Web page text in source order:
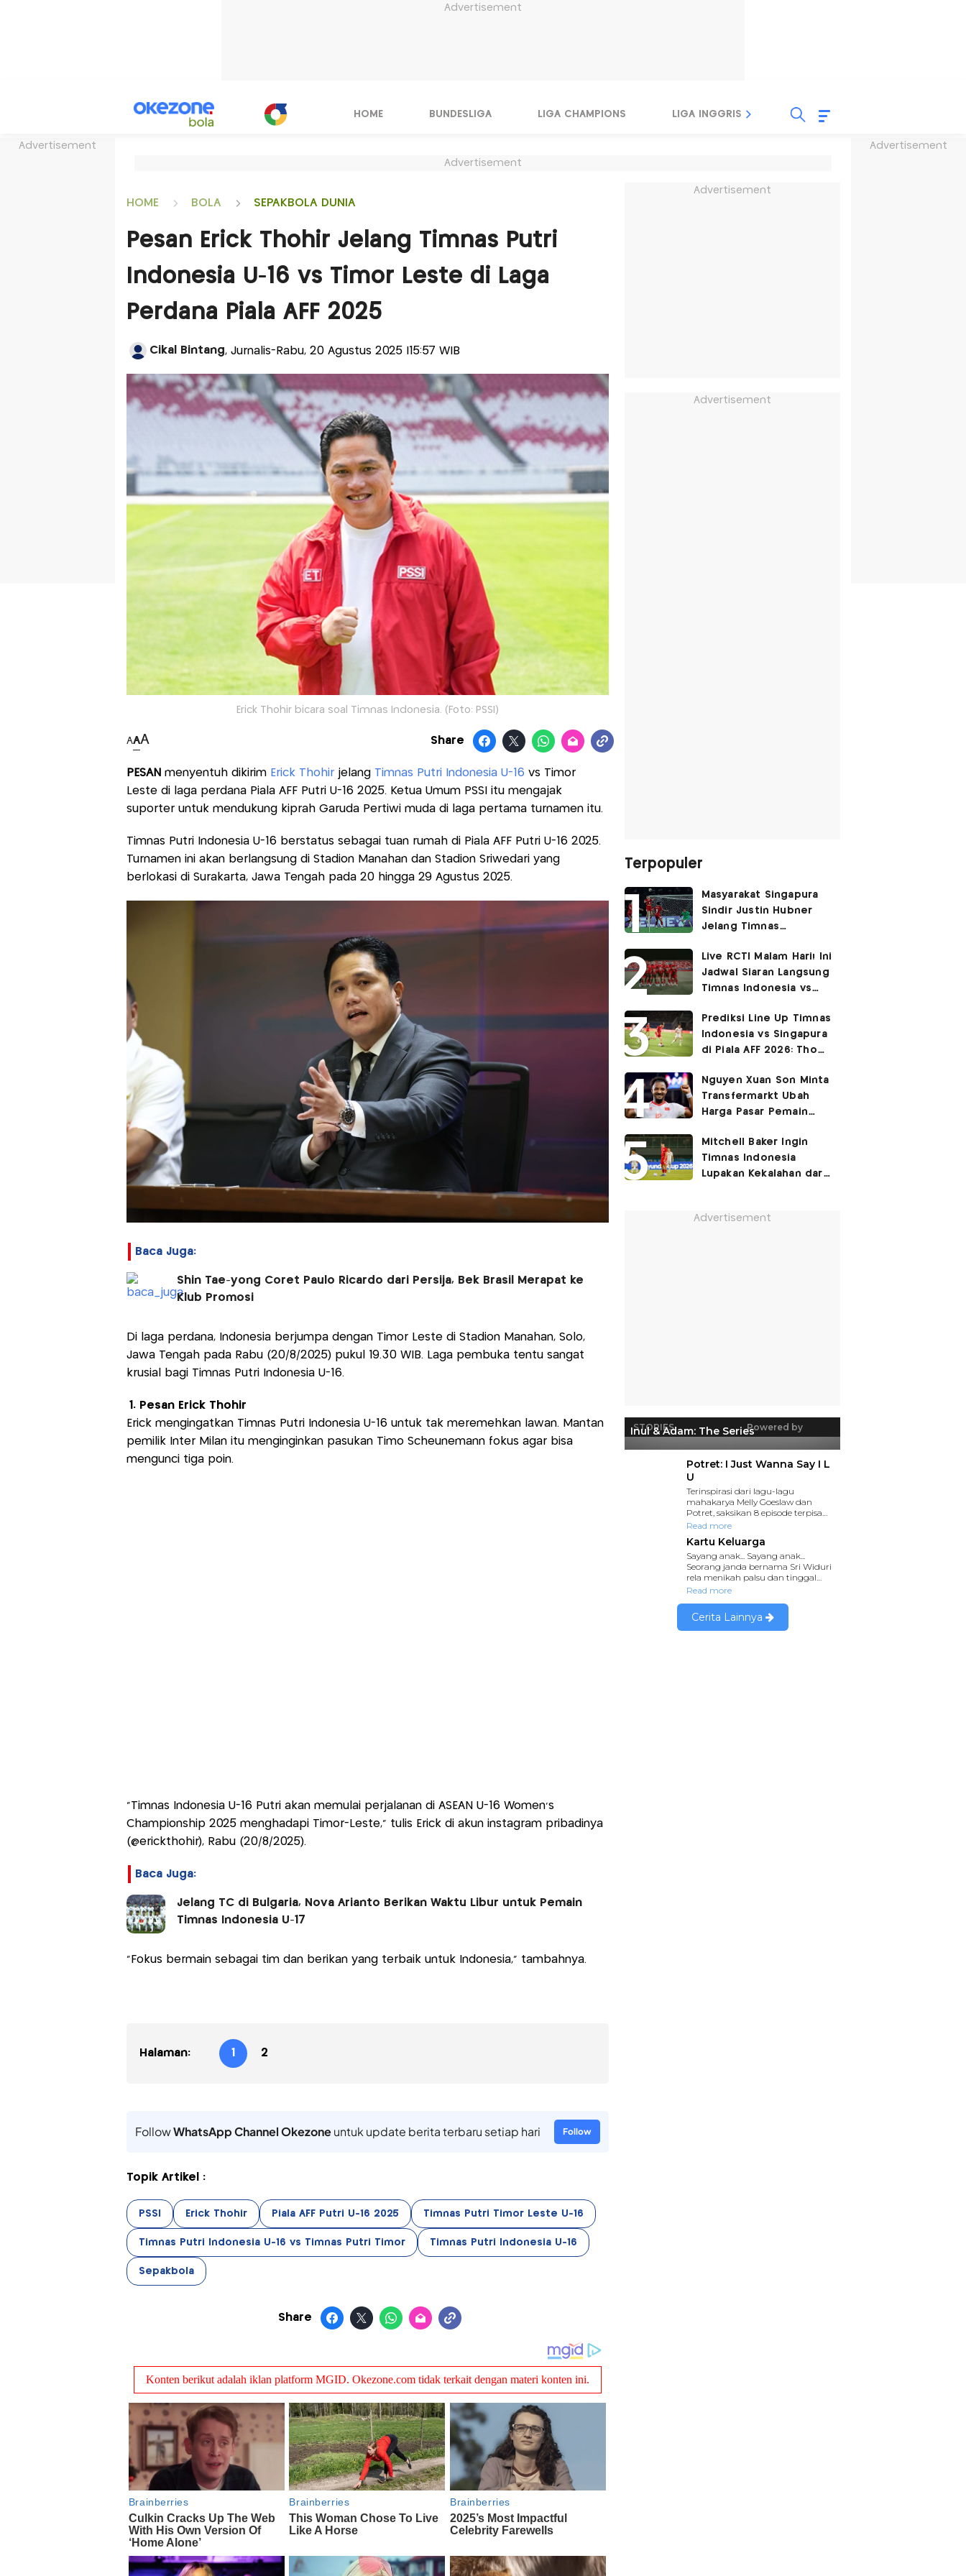
Advertisement
Advertisement Advertisement
HOME BUNDESLIGA LIGA CHAMPIONS LIGA INGGRIS LIGA ITALIA
Advertisement
HOME BOLA SEPAKBOLA DUNIA
Pesan Erick Thohir Jelang Timnas Putri
Indonesia U-16 vs Timor Leste di Laga
Perdana Piala AFF 2025
Cikal Bintang, Jurnalis-Rabu, 20 Agustus 2025 |15:57 WIB
Erick Thohir bicara soal Timnas Indonesia. (Foto: PSSI)
AAA Share
PESAN menyentuh dikirim Erick Thohirjelang Timnas Putri Indonesia U-16 vs Timor
Leste di laga perdana Piala AFF Putri U-16 2025. Ketua Umum PSSI itu mengajak
suporter untuk mendukung kiprah Garuda Pertiwi muda di laga pertama turnamen itu.
Timnas Putri Indonesia U-16 berstatus sebagai tuan rumah di Piala AFF Putri U-16 2025.
Turnamen ini akan berlangsung di Stadion Manahan dan Stadion Sriwedari yang
berlokasi di Surakarta, Jawa Tengah pada 20 hingga 29 Agustus 2025.
Baca Juga:
Shin Tae-yong Coret Paulo Ricardo dari Persija, Bek Brasil Merapat ke
Klub Promosi
Di laga perdana, Indonesia berjumpa dengan Timor Leste di Stadion Manahan, Solo,
Jawa Tengah pada Rabu (20/8/2025) pukul 19.30 WIB. Laga pembuka tentu sangat
krusial bagi Timnas Putri Indonesia U-16.
1. Pesan Erick Thohir
Erick mengingatkan Timnas Putri Indonesia U-16 untuk tak meremehkan lawan. Mantan
pemilik Inter Milan itu menginginkan pasukan Timo Scheunemann fokus agar bisa
mengunci tiga poin.
"Timnas Indonesia U-16 Putri akan memulai perjalanan di ASEAN U-16 Women’s
Championship 2025 menghadapi Timor-Leste," tulis Erick di akun instagram pribadinya
(@erickthohir), Rabu (20/8/2025).
Baca Juga:
Jelang TC di Bulgaria, Nova Arianto Berikan Waktu Libur untuk Pemain
Timnas Indonesia U-17
"Fokus bermain sebagai tim dan berikan yang terbaik untuk Indonesia," tambahnya.
Halaman: 1 2
FollowWhatsApp Channel Okezoneuntuk update berita terbaru setiap hari Follow
Topik Artikel :
PSSI Erick Thohir Piala AFF Putri U-16 2025 Timnas Putri Timor Leste U-16
Timnas Putri Indonesia U-16 vs Timnas Putri Timor Timnas Putri Indonesia U-16
Sepakbola
Share
Advertisement
Advertisement
Terpopuler
Masyarakat Singapura
Sindir Justin Hubner
Jelang Timnas
Ia Seolah-olah Lahir di
Permukiman Kumuh
Jakarta Barat!
Live RCTI Malam Hari! Ini
Jadwal Siaran Langsung
Timnas Indonesia vs
2026
Prediksi Line Up Timnas
Indonesia vs Singapura
di Piala AFF 2026: Thom
Tengah!
Nguyen Xuan Son Minta
Transfermarkt Ubah
Harga Pasar Pemain
atas Timnas Indonesia!
Mitchell Baker Ingin
Timnas Indonesia
Lupakan Kekalahan dari
Advertisement